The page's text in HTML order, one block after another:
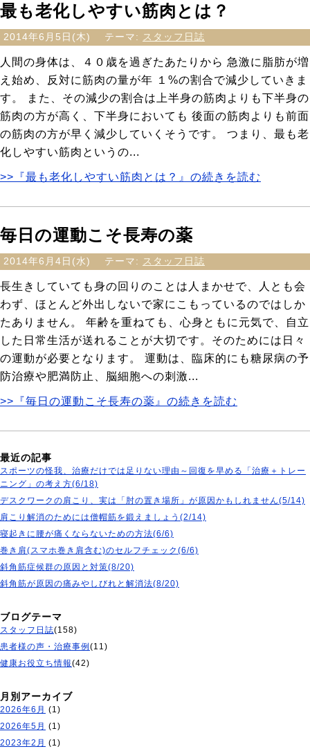
最も老化しやすい筋肉とは？
2014年6月5日(木) テーマ: スタッフ日誌
人間の身体は、４０歳を過ぎたあたりから 急激に脂肪が増
え始め、反対に筋肉の量が年 １%の割合で減少していきま
す。 また、その減少の割合は上半身の筋肉よりも下半身の
筋肉の方が高く、下半身においても 後面の筋肉よりも前面
の筋肉の方が早く減少していくそうです。 つまり、最も老
化しやすい筋肉というの...
>>『最も老化しやすい筋肉とは？』の続きを読む
毎日の運動こそ長寿の薬
2014年6月4日(水) テーマ: スタッフ日誌
長生きしていても身の回りのことは人まかせで、人とも会
わず、ほとんど外出しないで家にこもっているのではしか
たありません。 年齢を重ねても、心身ともに元気で、自立
した日常生活が送れることが大切です。そのためには日々
の運動が必要となります。 運動は、臨床的にも糖尿病の予
防治療や肥満防止、脳細胞への刺激...
>>『毎日の運動こそ長寿の薬』の続きを読む
最近の記事
スポーツの怪我、治療だけでは足りない理由～回復を早める「治療＋トレー
ニング」の考え方(6/18)
デスクワークの肩こり、実は「肘の置き場所」が原因かもしれません(5/14)
肩こり解消のためには僧帽筋を鍛えましょう(2/14)
寝起きに腰が痛くならないための方法(6/6)
巻き肩(スマホ巻き肩含む)のセルフチェック(6/6)
斜角筋症候群の原因と対策(8/20)
斜角筋が原因の痛みやしびれと解消法(8/20)
ブログテーマ
スタッフ日誌(158)
患者様の声・治療事例 (11)
健康お役立ち情報(42)
月別アーカイブ
2026年6月 (1)
2026年5月 (1)
2023年2月 (1)